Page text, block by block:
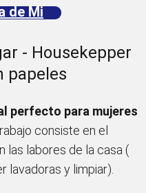
de Mi
- Housekepper
papeles
perfecto para mujeres
consiste en el
las labores de la casa (
lavadoras y limpiar).